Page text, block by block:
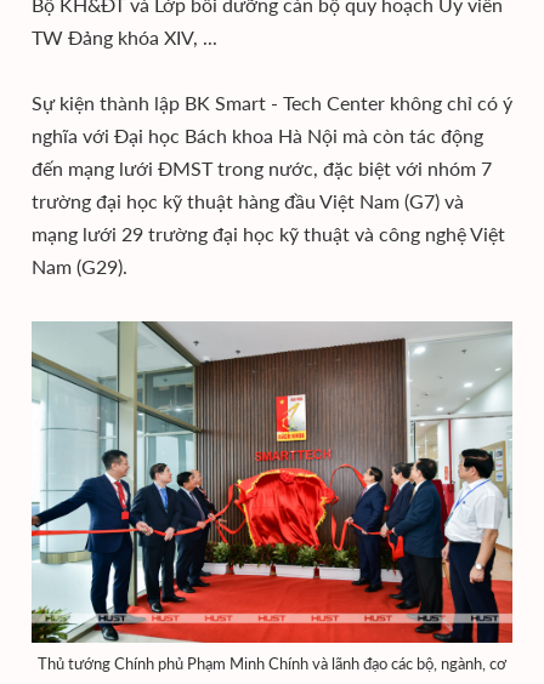
Bộ KH&ĐT và Lớp bồi dưỡng cán bộ quy hoạch Ủy viên
TW Đảng khóa XIV, ...
Sự kiện thành lập BK Smart - Tech Center không chỉ có ý
nghĩa với Đại học Bách khoa Hà Nội mà còn tác động
đến mạng lưới ĐMST trong nước, đặc biệt với nhóm 7
trường đại học kỹ thuật hàng đầu Việt Nam (G7) và
mạng lưới 29 trường đại học kỹ thuật và công nghệ Việt
Nam (G29).
Thủ tướng Chính phủ Phạm Minh Chính và lãnh đạo các bộ, ngành, cơ